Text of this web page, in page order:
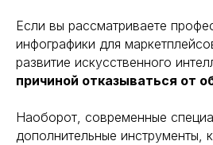
Если вы рассматриваете
инфографики для
развитие искусственного
причиной отказываться от
Наоборот, современные
дополнительные инструменты,